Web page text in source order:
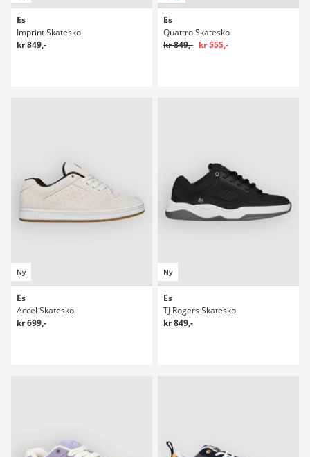
Es
Imprint Skatesko
kr 849,-
Es
Quattro Skatesko
kr 849,- kr 555,-
Ny
Es
Accel Skatesko
kr 699,-
Ny
Es
TJ Rogers Skatesko
kr 849,-